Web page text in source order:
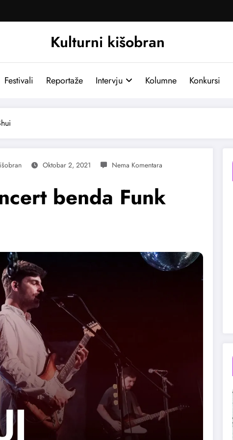
Kulturni kišobran
Festivali Reportaže Intervju Kolumne Konkursi
Oktobar 2, 2021
benda Funk